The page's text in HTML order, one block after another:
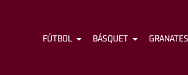
FÚTBOL
FÚTBOL BÁSQUET GRANATES